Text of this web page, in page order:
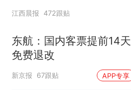
修理店铺换胎价格高达千
江西晨报 472跟贴
东航：国内客票提前14天
免费退改
新京报 67跟贴 APP专享